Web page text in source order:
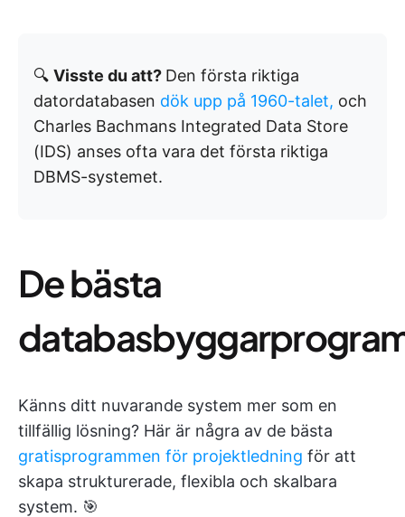
🔍 Visste du att? Den första riktiga
datordatabasen dök upp på 1960-talet, och
Charles Bachmans Integrated Data Store
(IDS) anses ofta vara det första riktiga
DBMS-systemet.
De bästa
Känns ditt nuvarande system mer som en
tillfällig lösning? Här är några av de bästa
gratisprogrammen för projektledning för att
skapa strukturerade, flexibla och skalbara
system. 🎯